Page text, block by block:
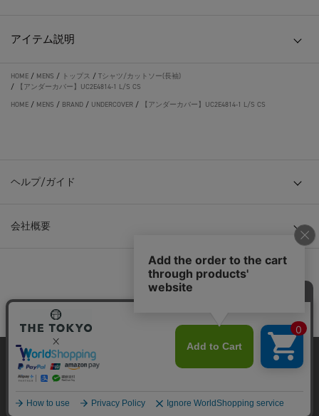
アイテム説明
HOME / MENS / トップス / Tシャツ/カットソー(長袖)
/
【アンダーカバー】UC2E4814-1 L/S CS
HOME / MENS / BRAND / UNDERCOVER / 【アンダーカバー】UC2E4814-1 L/S CS
ヘルプ/ガイド
会社概要
© TOKYO BASE CO., LTD
当サイトはクッキー(cookie)を使用します。クッキーはサイト内
の一部の機能および、サイトの使用状況の分析からマーケティ
ング活動に利用することを目的としています。
プライバシーポリシーはこちら